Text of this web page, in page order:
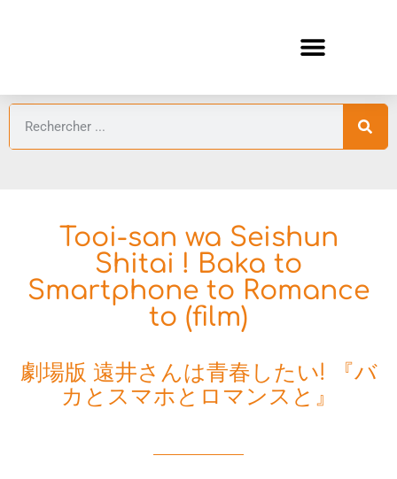
Tooi-san wa Seishun
Shitai ! Baka to
Smartphone to Romance
to (film)
劇場版 遠井さんは青春したい! 『バ
カとスマホとロマンスと』